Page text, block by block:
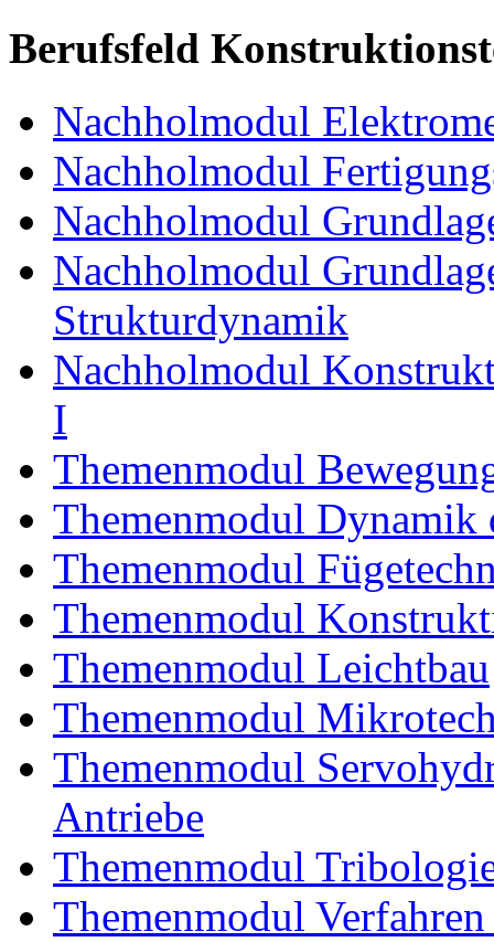
Berufsfeld
Nachholmodul
Nachholmodul
Nachholmodul
Nachholmodul
Strukturdynamik
Nachholmodul
I
Themenmodul
Themenmodul Dynamik
Themenmodul
Themenmodul
Themenmodul Leichtbau
Themenmodul
Themenmodul
Antriebe
Themenmodul
Themenmodul